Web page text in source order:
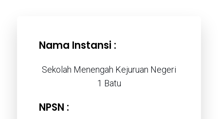
Nama Instansi :
Sekolah Menengah Kejuruan Negeri
1 Batu
NPSN :